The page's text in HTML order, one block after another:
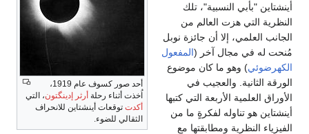
أحد صور كسوف عام 1919،
اُخذت أثناء رحلة أرثر إدينگتون، التي
أكدت توقعات أينشتاين للانحراف
الثقالي للضوء.
أينشتاين "بأبي النسبية"، تلك
النظرية التي هزت العالم من
الجانب العلمي، إلا أن جائزة نوبل
مُنحت له في مجال آخر (المفعول
الكهرضوئي) وهو ما كان موضوع
الورقة الثانية. والعجيب في
الأوراق العلمية الأربعة التي كتبها
أينشتاين هو تناوله لفكرةٍ ما من
الفيزياء النظرية ومطابقتها مع